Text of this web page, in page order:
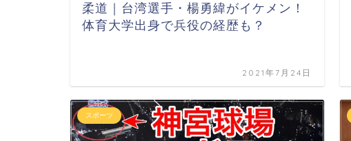
柔道｜台湾選手・楊勇緯がイケメン！
体育大学出身で兵役の経歴も？
2021年7月24日
スポーツ